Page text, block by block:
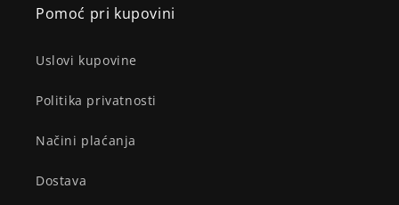
Pomoć pri kupovini
Uslovi kupovine
Politika privatnosti
Načini plaćanja
Dostava